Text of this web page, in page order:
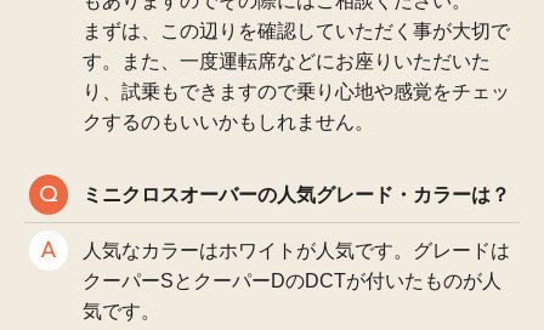
まずは、この辺りを確認していただく事が大切で
す。また、一度運転席などにお座りいただいた
り、試乗もできますので乗り心地や感覚をチェッ
クするのもいいかもしれません。
ミニクロスオーバーの人気グレード・カラーは？
人気なカラーはホワイトが人気です。グレードは
クーパーSとクーパーDのDCTが付いたものが人
気です。